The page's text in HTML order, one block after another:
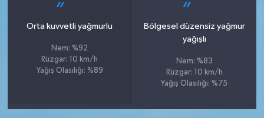
Orta kuvvetli yağmurlu
Nem: %92
Rüzgar: 10 km/h
Yağış Olasılığı: %89
Bölgesel düzensiz yağmur
yağışlı
Nem: %83
Rüzgar: 10 km/h
Yağış Olasılığı: %75